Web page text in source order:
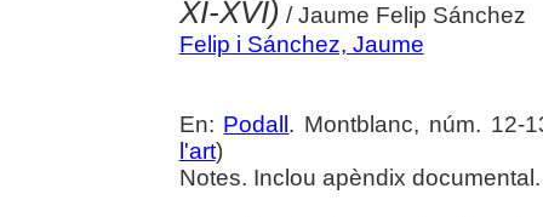
XI-XVI) / Jaume Felip Sánchez
Felip i Sánchez, Jaume
En: Podall . Montblanc, núm. 12-
l'art)
Notes. Inclou apèndix documental.